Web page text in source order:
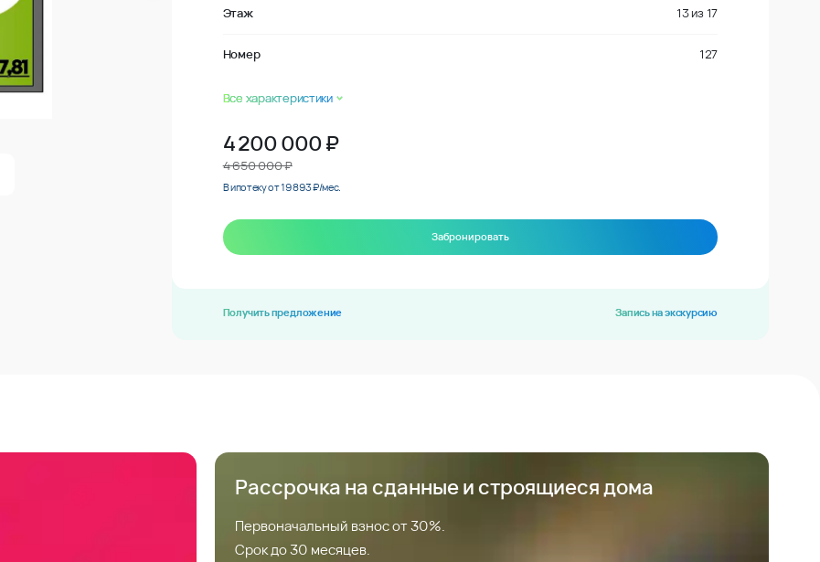
Этаж 13из 17
Номер 127
Все характеристики
4 200 000₽
4 650 000 ₽
В ипотеку от 19 893 ₽/мес.
Забронировать
Получить предложение Запись на экскурсию
Рассрочка на сданные и строящиеся дома
Первоначальный взнос от 30%.
Срок до 30 месяцев.